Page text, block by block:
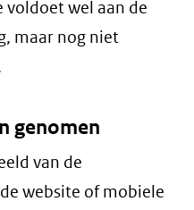
voldoet wel aan de
maar nog niet
genomen
van de
website of mobiele